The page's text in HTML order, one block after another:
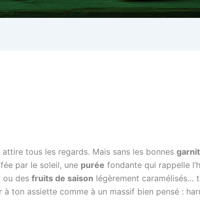
tous les regards. Mais sans les bonnes
par le soleil, une purée fondante qui rappelle
ou des fruits de saison légèrement caramélisés…
ton assiette comme à un massif bien pensé :